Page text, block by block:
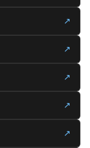
↗
↗
↗
↗
↗